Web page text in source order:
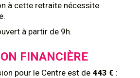
à cette retraite nécessite
à partir de 9h.
FINANCIÈRE
pour le Centre est de 443 € :